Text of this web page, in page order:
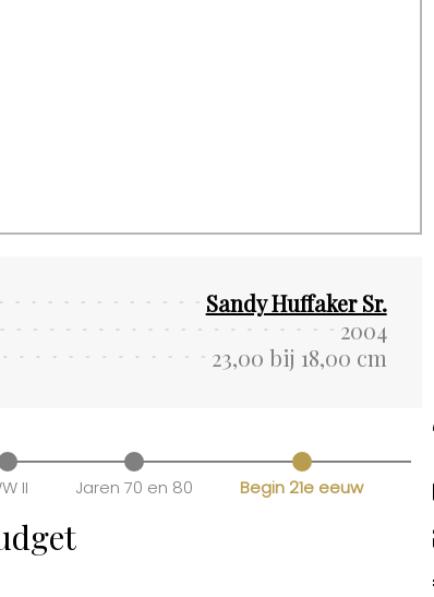
Sandy Huffaker Sr.
2004
23,00 bij 18,00 cm
II Jaren 70 en 80 Begin 21e eeuw